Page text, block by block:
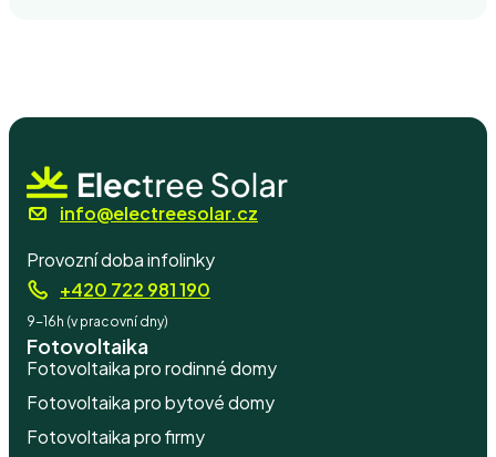
info@electreesolar.cz
Provozní doba infolinky
+420 722 981 190
9-16h (v pracovní dny)
Fotovoltaika
Fotovoltaika pro rodinné domy
Fotovoltaika pro bytové domy
Fotovoltaika pro firmy